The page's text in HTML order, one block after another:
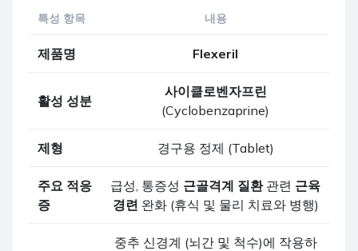
특성 항목 내용
제품명 Flexeril
활성 성분
사이클로벤자프린
(Cyclobenzaprine)
제형 경구용 정제 (Tablet)
주요 적응
증
급성, 통증성 근골격계 질환관련 근육
경련 완화 (휴식 및 물리 치료와 병행)
중추 신경계 (뇌간 및 척수)에 작용하